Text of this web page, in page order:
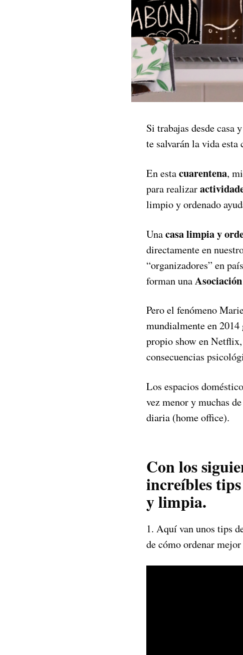
Si trabajas desde casa
te salvarán la vida esta
En estacuarentena,
para realizar
limpio y ordenado
Unacasa limpia y
directamente en
“organizadores” en
forman una
Pero el fenómeno
mundialmente en
propio show en Netflix,
consecuencias
Los espacios
vez menor y muchas
diaria (home office).
Con los
increíbles tips
y limpia.
1. Aquí van unos tips
de cómo ordenar mejor